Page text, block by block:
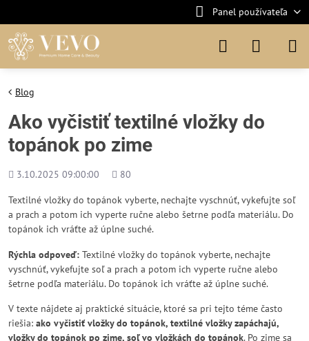
Panel používateľa
Blog
Ako vyčistiť textilné vložky do
topánok po zime
Pridané
3.10.2025 09:00:00
Počet
80
Textilné vložky do topánok vyberte, nechajte vyschnúť, vykefujte soľ
a prach a potom ich vyperte ručne alebo šetrne podľa materiálu. Do
topánok ich vráťte až úplne suché.
Rýchla odpoveď: Textilné vložky do topánok vyberte, nechajte
vyschnúť, vykefujte soľ a prach a potom ich vyperte ručne alebo
šetrne podľa materiálu. Do topánok ich vráťte až úplne suché.
V texte nájdete aj praktické situácie, ktoré sa pri tejto téme často
riešia: ako vyčistiť vložky do topánok, textilné vložky zapáchajú,
vložky do topánok po zime, soľ vo vložkách do topánok. Po zime sa